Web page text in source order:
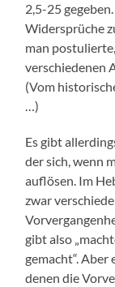
2,5-25
Widersprüche
man
verschiedenen
(Vom
…)
Es gibt
der sich, wenn
auflösen. Im
zwar
gibt also
gemacht“. Aber
denen die